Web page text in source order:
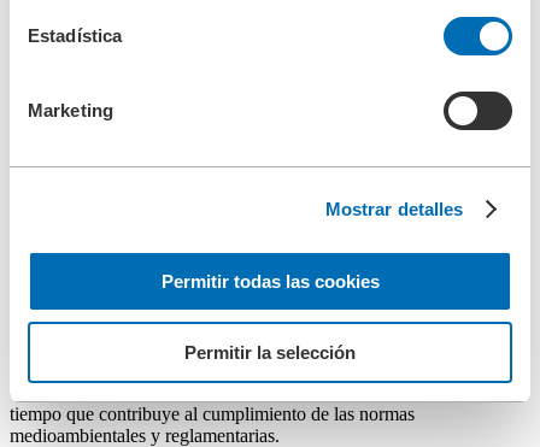
Estadística
Marketing
Mostrar detalles
Permitir todas las cookies
Permitir la selección
Aplicaciones
Filtración de tratamiento de agua
Filtración del agua en el riego
En los sistemas de riego, la filtración del agua ayuda a proteger los
equipos, mejorar la salud de las plantas, mantener una distribución
componente clave para garantizar un riego eficiente y eficaz, al
tiempo que contribuye al cumplimiento de las normas
medioambientales y reglamentarias.